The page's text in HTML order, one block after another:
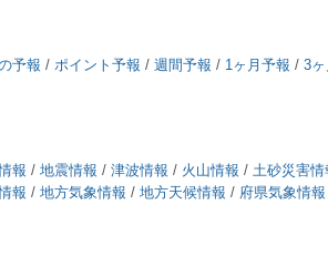
予報 / ポイント予報 / 週間予報 / 1ヶ月予報 / 3
報 / 地震情報 / 津波情報 / 火山情報 / 土砂災害情
報 / 地方気象情報 / 地方天候情報 / 府県気象情報